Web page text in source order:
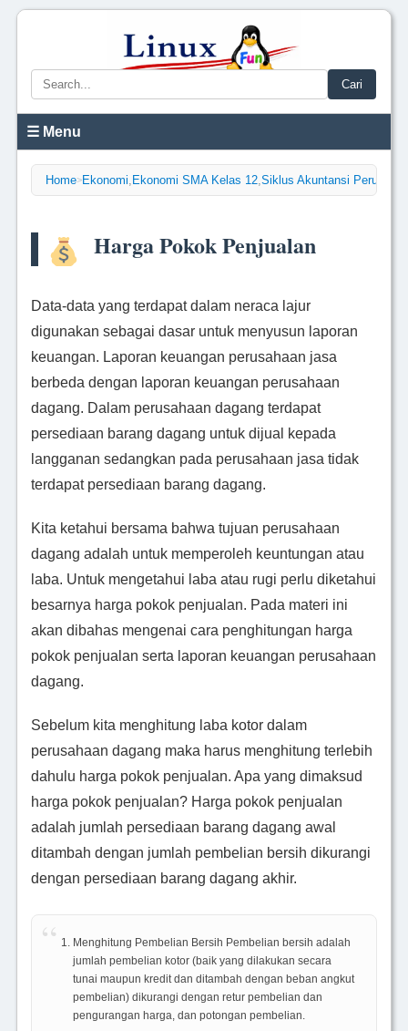
Cari
☰ Menu
Home>Ekonomi, Ekonomi SMA Kelas 12,Siklus Akuntansi
Harga Pokok Penjualan
Data-data yang terdapat dalam neraca lajur
digunakan sebagai dasar untuk menyusun laporan
keuangan. Laporan keuangan perusahaan jasa
berbeda dengan laporan keuangan perusahaan
dagang. Dalam perusahaan dagang terdapat
persediaan barang dagang untuk dijual kepada
langganan sedangkan pada perusahaan jasa tidak
terdapat persediaan barang dagang.
Kita ketahui bersama bahwa tujuan perusahaan
dagang adalah untuk memperoleh keuntungan atau
laba. Untuk mengetahui laba atau rugi perlu diketahui
besarnya harga pokok penjualan. Pada materi ini
akan dibahas mengenai cara penghitungan harga
pokok penjualan serta laporan keuangan perusahaan
dagang.
Sebelum kita menghitung laba kotor dalam
perusahaan dagang maka harus menghitung terlebih
dahulu harga pokok penjualan. Apa yang dimaksud
harga pokok penjualan? Harga pokok penjualan
adalah jumlah persediaan barang dagang awal
ditambah dengan jumlah pembelian bersih dikurangi
dengan persediaan barang dagang akhir.
Menghitung Pembelian Bersih Pembelian bersih adalah
jumlah pembelian kotor (baik yang dilakukan secara
tunai maupun kredit dan ditambah dengan beban angkut
pembelian) dikurangi dengan retur pembelian dan
pengurangan harga, dan potongan pembelian.